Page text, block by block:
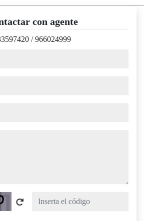
con agente
/966024999